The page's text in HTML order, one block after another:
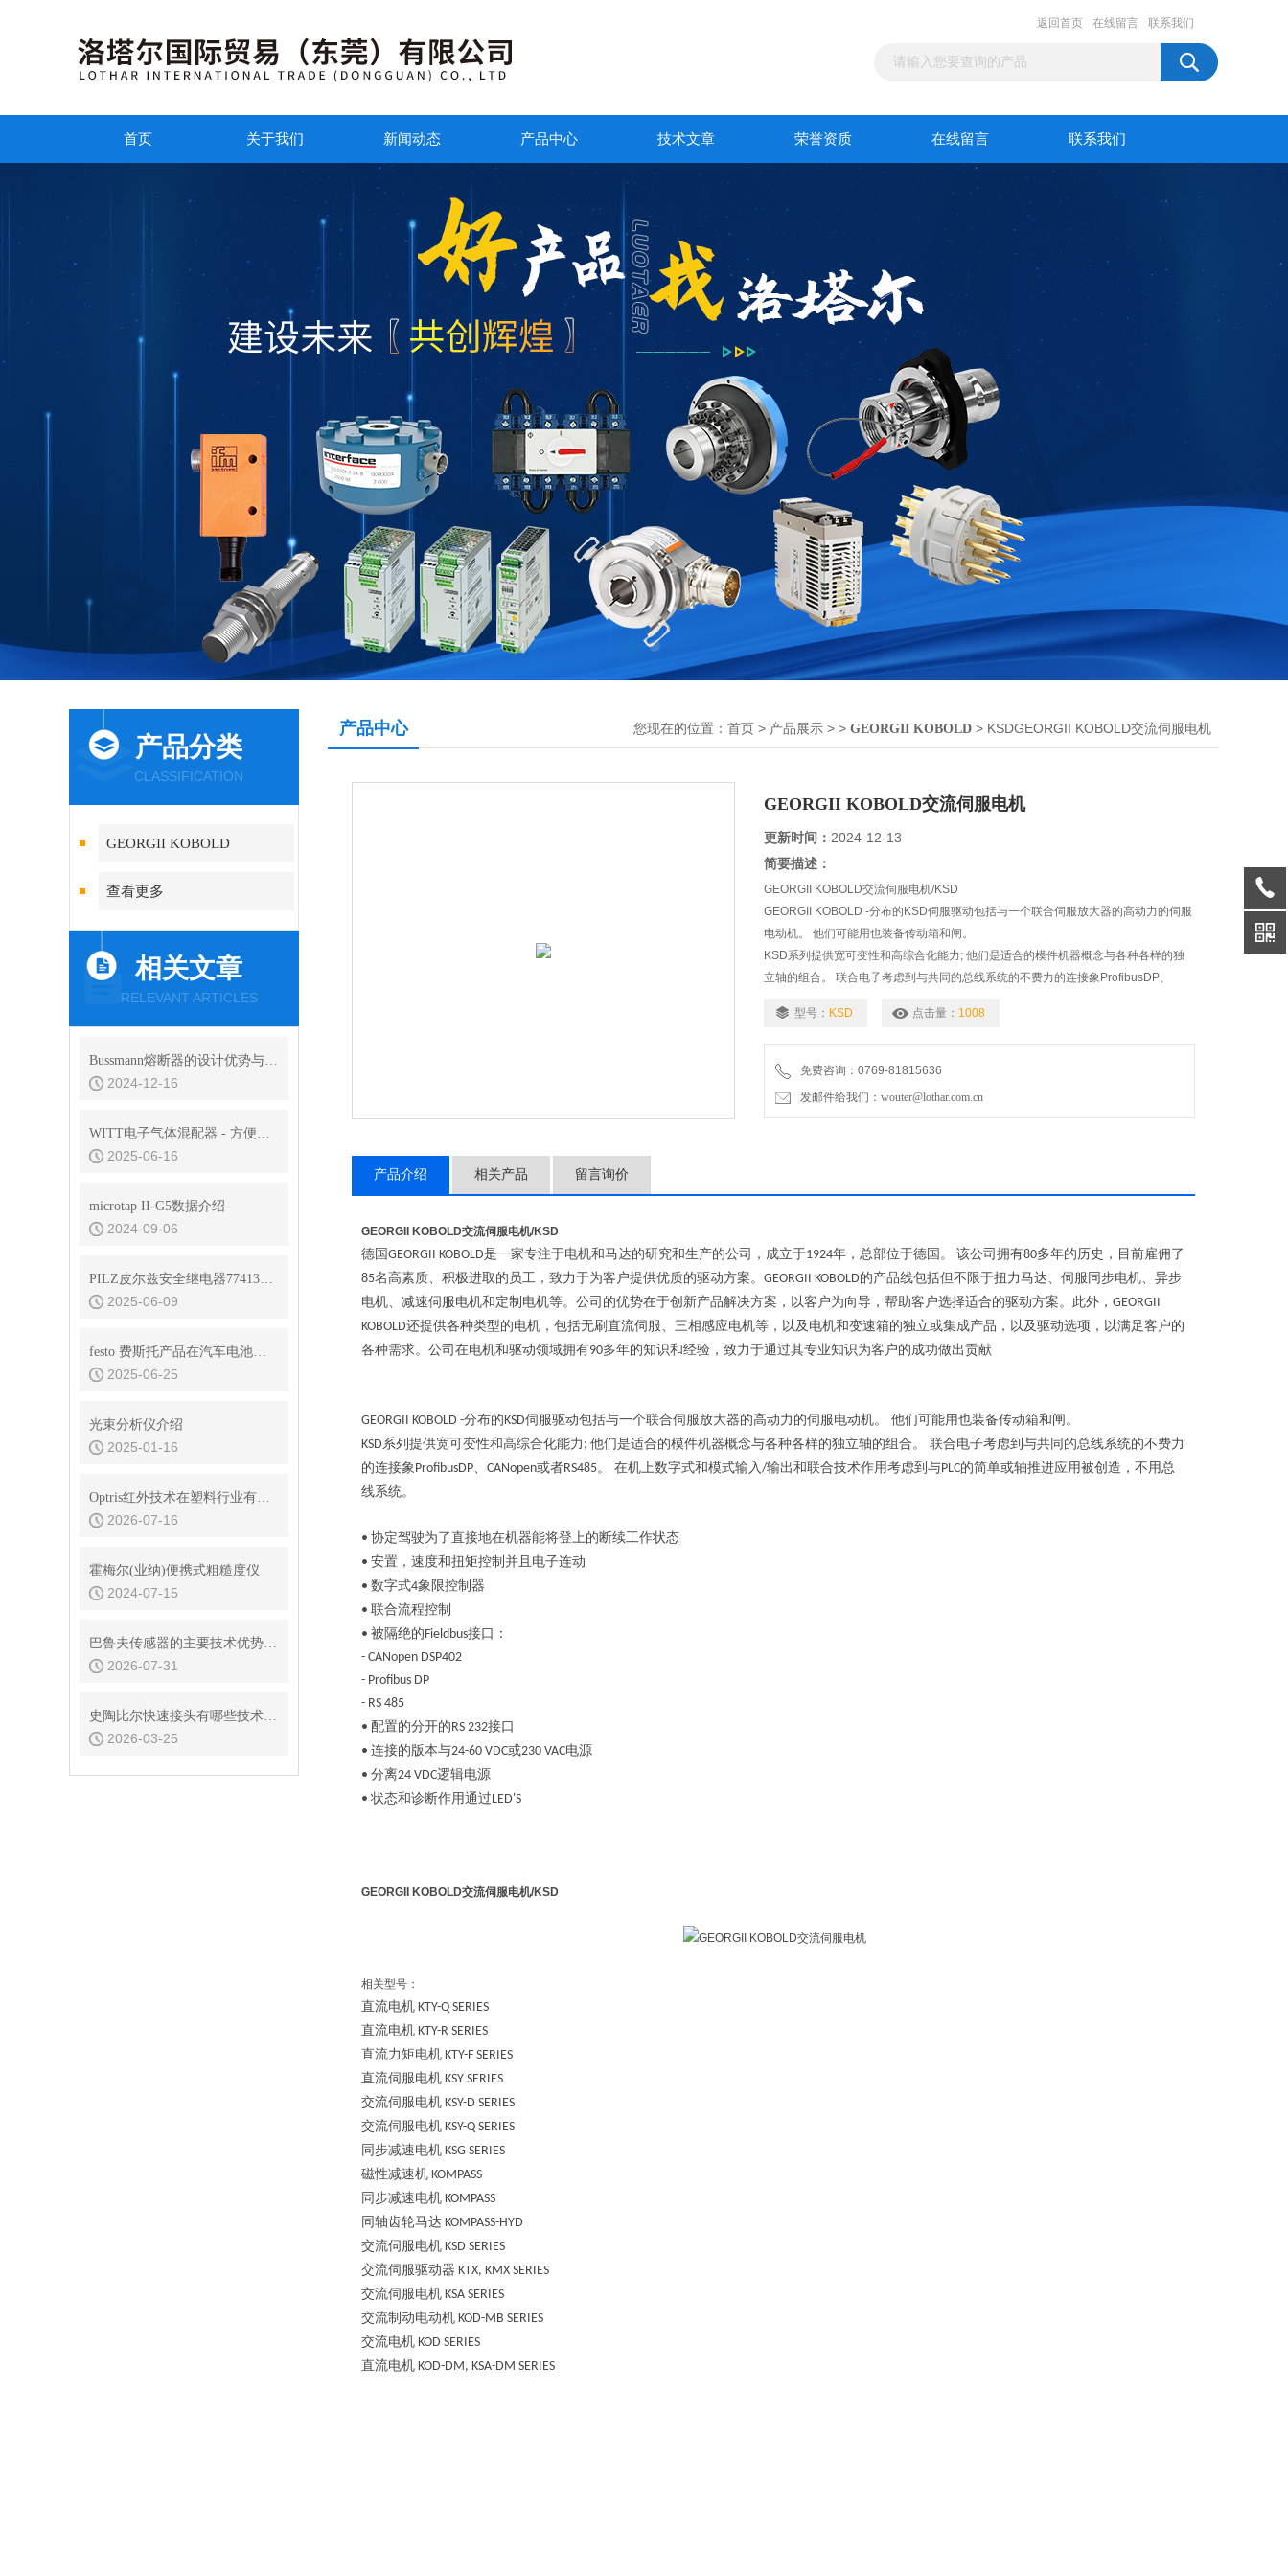
返回首页 在线留言 联系我们
首页 关于我们 新闻动态 产品中心 技术文章 荣誉资质 在线留言 联系我们
产品分类
CLASSIFICATION
GEORGII KOBOLD
查看更多
相关文章
RELEVANT ARTICLES
Bussmann熔断器的设计优势与耐用性分析
2024-12-16
WITT电子气体混配器 - 方便集成到用户系统
2025-06-16
microtap II-G5数据介绍
2024-09-06
PILZ皮尔兹安全继电器774131工作原理
2025-06-09
festo 费斯托产品在汽车电池生产中的应用
2025-06-25
光束分析仪介绍
2025-01-16
Optris红外技术在塑料行业有哪些应用
2026-07-16
霍梅尔(业纳)便携式粗糙度仪
2024-07-15
巴鲁夫传感器的主要技术优势是什么
2026-07-31
史陶比尔快速接头有哪些技术优势？
2026-03-25
产品中心 您现在的位置： 首页 > 产品展示 > > GEORGII KOBOLD > KSDGEORGII KOBOLD交流伺服电机
GEORGII KOBOLD交流伺服电机
更新时间： 2024-12-13
简要描述：
GEORGII KOBOLD交流伺服电机/KSD
GEORGII KOBOLD -分布的KSD伺服驱动包括与一个联合伺服放大器的高动力的伺服
电动机。 他们可能用也装备传动箱和闸。
KSD系列提供宽可变性和高综合化能力; 他们是适合的模件机器概念与各种各样的独
立轴的组合。 联合电子考虑到与共同的总线系统的不费力的连接象ProfibusDP、
型号： KSD 点击量： 1008
免费咨询：0769-81815636
发邮件给我们：wouter@lothar.com.cn
产品介绍 相关产品 留言询价
GEORGII KOBOLD交流伺服电机/KSD
德国 GEORGII KOBOLD是一家专注于电机和马达的研究和生产的公司， 成立于1924年， 总部位于德国。 该公司拥有80多年的历史， 目前雇佣了
85名高素质、 积极进取的员工， 致力于为客户提供优质的驱动方案。 ‌GEORGII KOBOLD的产品线包括但不限于扭力马达、 伺服同步电机、 异步
电机、 减速伺服电机和定制电机等。 公司的优势在于创新产品解决方案， 以客户为向导， 帮助客户选择适合的驱动方案。 此外， ‌GEORGII
KOBOLD还提供各种类型的电机， 包括无刷直流伺服、 三相感应电机等， 以及电机和变速箱的独立或集成产品， 以及驱动选项， 以满足客户的
各种需求。 公司在电机和驱动领域拥有90多年的知识和经验， 致力于通过其专业知识为客户的成功做出贡献
GEORGII KOBOLD -分布的KSD伺服驱动包括与一个联合伺服放大器的高动力的伺服电动机。 他们可能用也装备传动箱和闸。
KSD系列提供宽可变性和高综合化能力 ; 他们是适合的模件机器概念与各种各样的独立轴的组合。 联合电子考虑到与共同的总线系统的不费力
的连接象ProfibusDP、 CANopen或者RS485。 在机上数字式和模式输入/输出和联合技术作用考虑到与PLC的简单或轴推进应用被创造，不用总
线系统。
• 协定驾驶为了直接地在机器能将登上的断续工作状态
• 安置，速度和扭矩控制并且电子连动
• 数字式4象限控制器
• 联合流程控制
• 被隔绝的Fieldbus接口：
- CANopen DSP402
- Profibus DP
- RS 485
• 配置的分开的RS 232接口
• 连接的版本与24-60 VDC或230 VAC电源
• 分离24 VDC逻辑电源
• 状态和诊断作用通过LED'S
GEORGII KOBOLD交流伺服电机/KSD
相关型号：
直流电机 KTY-Q SERIES
直流电机 KTY-R SERIES
直流力矩电机 KTY-F SERIES
直流伺服电机 KSY SERIES
交流伺服电机 KSY-D SERIES
交流伺服电机 KSY-Q SERIES
同步减速电机 KSG SERIES
磁性减速机 KOMPASS
同步减速电机 KOMPASS
同轴齿轮马达 KOMPASS-HYD
交流伺服电机 KSD SERIES
交流伺服驱动器 KTX, KMX SERIES
交流伺服电机 KSA SERIES
交流制动电动机 KOD-MB SERIES
交流电机 KOD SERIES
直流电机 KOD-DM, KSA-DM SERIES